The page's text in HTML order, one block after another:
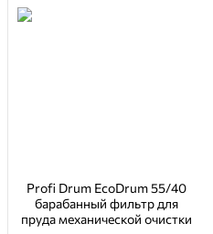
Profi Drum EcoDrum 55/40
барабанный фильтр для
пруда механической очистки